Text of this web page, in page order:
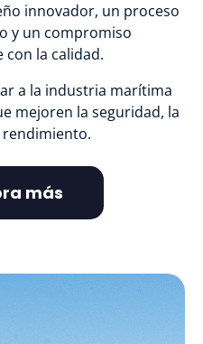
innovador, un proceso
y un compromiso
la calidad.
a la industria marítima
mejoren la seguridad, la
más